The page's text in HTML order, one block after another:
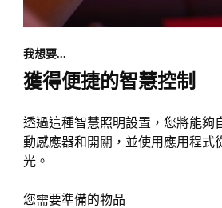
我想要...
獲得便捷的智慧控制
透過這種智慧照明設置，您將能夠
動感應器和開關，並使用應用程式
光。
您需要準備的物品